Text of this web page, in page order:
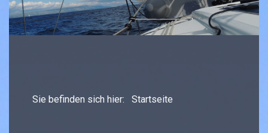
Sie befinden sich hier: Startseite